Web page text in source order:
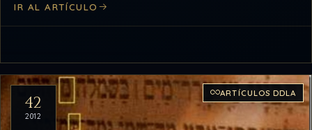
orden. Si…
IR AL ARTÍCULO
42
2012
ARTÍCULOS DDLA